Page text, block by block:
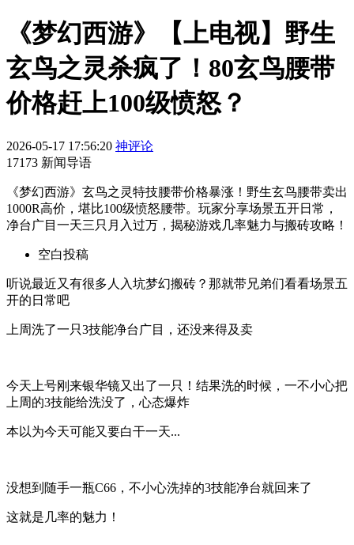
《梦幻西游》【上电视】野生
玄鸟之灵杀疯了！80玄鸟腰带
价格赶上100级愤怒？
2026-05-17 17:56:20 神评论
17173 新闻导语
《梦幻西游》玄鸟之灵特技腰带价格暴涨！野生玄鸟腰带卖出
1000R高价，堪比100级愤怒腰带。玩家分享场景五开日常，
净台广目一天三只月入过万，揭秘游戏几率魅力与搬砖攻略！
空白投稿
听说最近又有很多人入坑梦幻搬砖？那就带兄弟们看看场景五
开的日常吧
上周洗了一只3技能净台广目，还没来得及卖
今天上号刚来银华镜又出了一只！结果洗的时候，一不小心把
上周的3技能给洗没了，心态爆炸
本以为今天可能又要白干一天...
没想到随手一瓶C66，不小心洗掉的3技能净台就回来了
这就是几率的魅力！